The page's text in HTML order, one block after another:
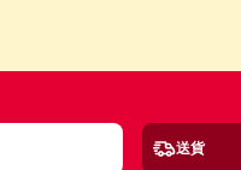
送貨